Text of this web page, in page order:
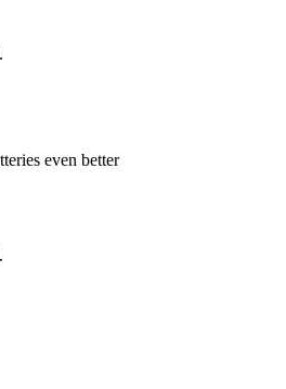
even better